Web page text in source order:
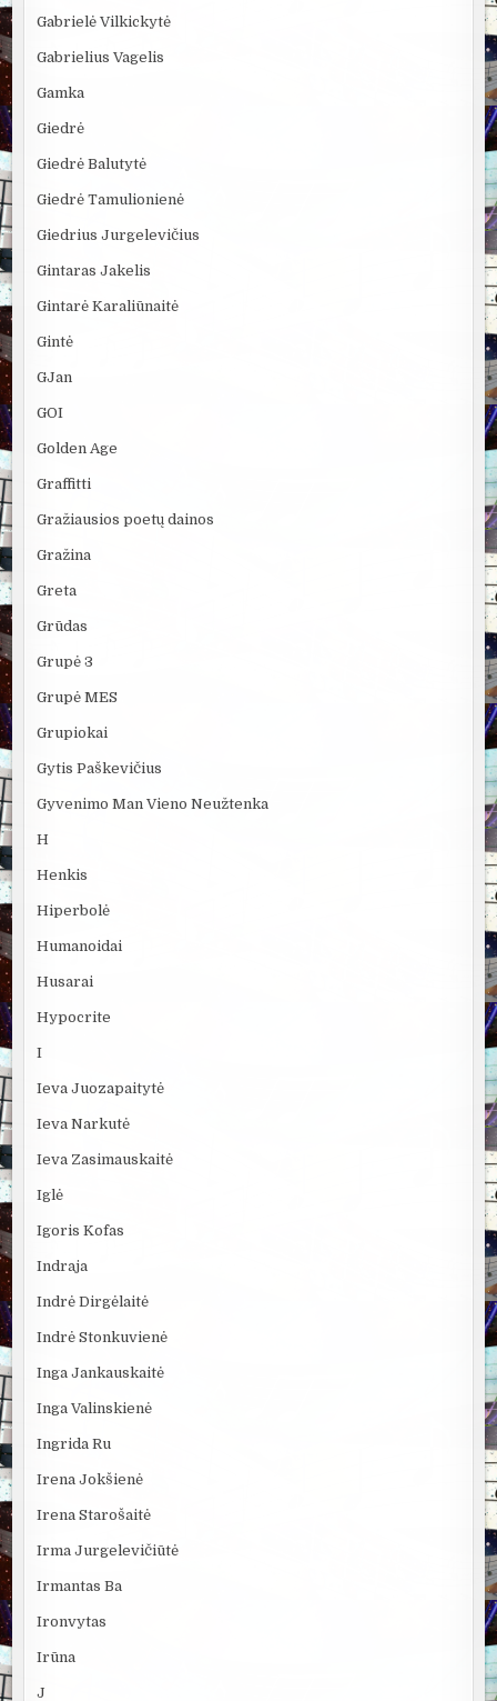
Gabrielė Vilkickytė
Gabrielius Vagelis
Gamka
Giedrė
Giedrė Balutytė
Giedrė Tamulionienė
Giedrius Jurgelevičius
Gintaras Jakelis
Gintarė Karaliūnaitė
Gintė
GJan
GOI
Golden Age
Graffitti
Gražiausios poetų dainos
Gražina
Greta
Grūdas
Grupė 3
Grupė MES
Grupiokai
Gytis Paškevičius
Gyvenimo Man Vieno Neužtenka
H
Henkis
Hiperbolė
Humanoidai
Husarai
Hypocrite
I
Ieva Juozapaitytė
Ieva Narkutė
Ieva Zasimauskaitė
Iglė
Igoris Kofas
Indraja
Indrė Dirgėlaitė
Indrė Stonkuvienė
Inga Jankauskaitė
Inga Valinskienė
Ingrida Ru
Irena Jokšienė
Irena Starošaitė
Irma Jurgelevičiūtė
Irmantas Ba
Ironvytas
Irūna
J